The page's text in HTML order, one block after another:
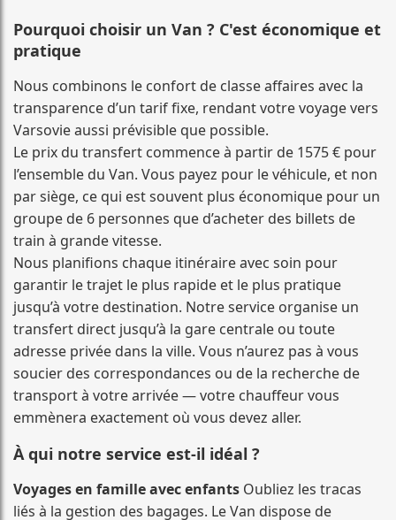
Pourquoi choisir un Van ? C'est économique et
pratique
Nous combinons le confort de classe affaires avec la
transparence d’un tarif fixe, rendant votre voyage vers
Varsovie aussi prévisible que possible.
Le prix du transfert commence à partir de 1575 € pour
l’ensemble du Van. Vous payez pour le véhicule, et non
par siège, ce qui est souvent plus économique pour un
groupe de 6 personnes que d’acheter des billets de
train à grande vitesse.
Nous planifions chaque itinéraire avec soin pour
garantir le trajet le plus rapide et le plus pratique
jusqu’à votre destination. Notre service organise un
transfert direct jusqu’à la gare centrale ou toute
adresse privée dans la ville. Vous n’aurez pas à vous
soucier des correspondances ou de la recherche de
transport à votre arrivée — votre chauffeur vous
emmènera exactement où vous devez aller.
À qui notre service est-il idéal ?
Voyages en famille avec enfants Oubliez les tracas
liés à la gestion des bagages. Le Van dispose de